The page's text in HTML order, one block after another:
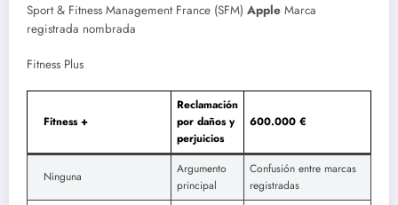
Sport & Fitness Management France (SFM) Apple Marca
registrada nombrada
Fitness Plus
Fitness +
Reclamación
por daños y
perjuicios
600.000 €
Ninguna
Argumento
principal
Confusión entre marcas
registradas